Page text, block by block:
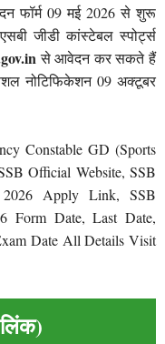
फॉर्म 09 मई 2026 से शुरू
जीडी कांस्टेबल स्पोर्ट्स
से आवेदन कर सकते हैं
नोटिफिकेशन 09 अक्टूबर
Constable GD (Sports
Official Website, SSB
2026 Apply Link, SSB
Form Date, Last Date,
Date All Details Visit